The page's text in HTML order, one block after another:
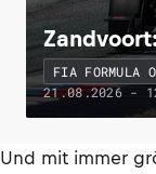
FIA FORMULA
21.08.2026 -
Und mit immer